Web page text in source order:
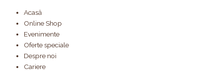
Acasă
Online Shop
Evenimente
Oferte speciale
Despre noi
Cariere